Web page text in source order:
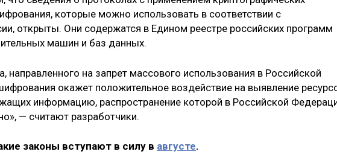
которые можно использовать в соответствии с
открыты. Они содержатся в Едином реестре российских программ
машин и баз данных.
направленного на запрет массового использования в Российской
окажет положительное воздействие на выявление
информацию, распространение которой в Российской
— считают разработчики.
законы вступают в силу в августе.